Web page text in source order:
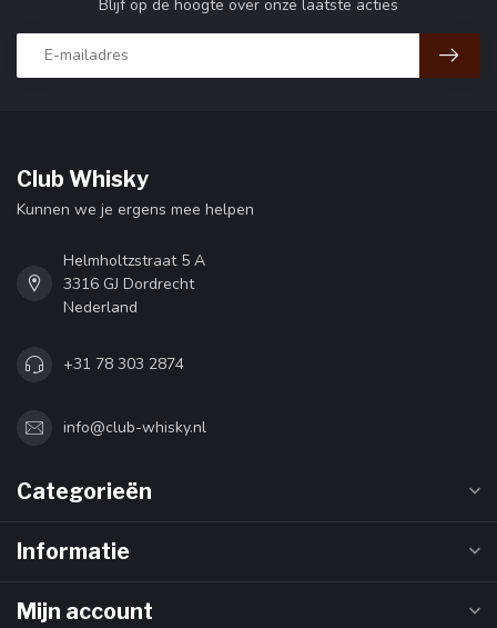
Blijf op de hoogte over onze laatste acties
Club Whisky
Kunnen we je ergens mee helpen
Helmholtzstraat 5 A
3316 GJ Dordrecht
Nederland
+31 78 303 2874
info@club-whisky.nl
Categorieën
Informatie
Mijn account